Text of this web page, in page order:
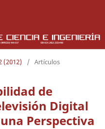
(2012) / Artículos
de
Digital
Perspectiva